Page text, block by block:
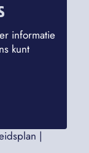
informatie
kunt
|